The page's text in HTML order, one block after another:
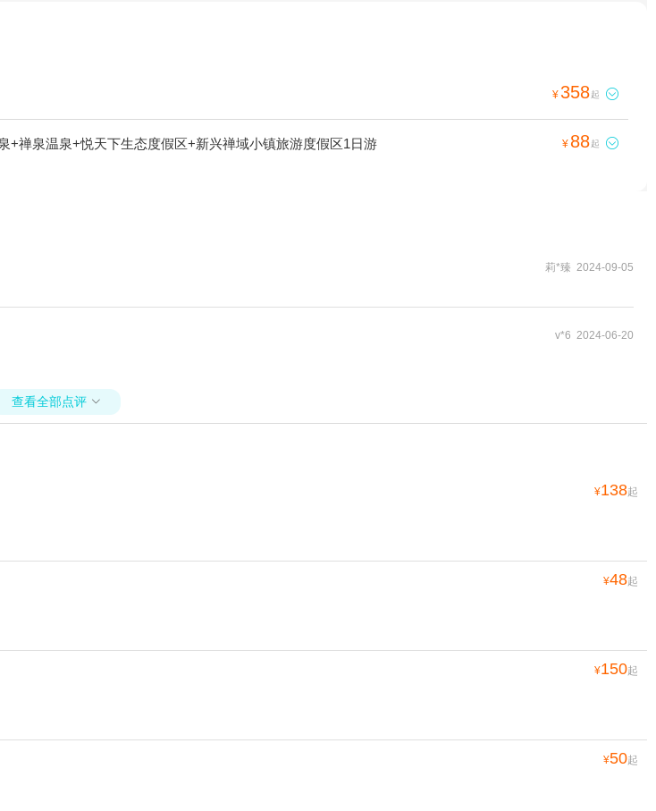
¥358起 
+禅泉温泉+悦天下生态度假区+新兴禅域小镇旅游度假区1日游 ¥ 88起 
莉*臻 2024-09-05
v*6 2024-06-20
查看全部点评 
¥138起
¥48起
¥150起
¥50起